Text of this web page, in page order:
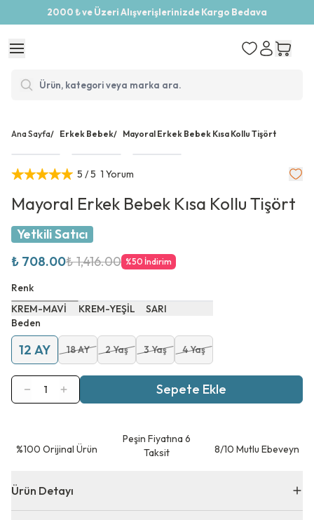
2000 ₺ ve Üzeri Alışverişlerinizde Kargo Bedava
Ana Sayfa/ Erkek Bebek/ Mayoral Erkek Bebek Kısa Kollu Tişört
5 / 5 1 Yorum
Mayoral Erkek Bebek Kısa Kollu Tişört
Yetkili Satıcı
₺ 708.00₺ 1,416.00 %50 İndirim
Renk
KREM-MAVİ
KREM-YEŞİL
SARI
Beden
12 AY 18 AY 2 Yaş 3 Yaş 4 Yaş
1 Sepete Ekle
⁠%100 Orijinal Ürün
Peşin Fiyatına 6
Taksit
8/10 Mutlu Ebeveyn
Ürün Detayı